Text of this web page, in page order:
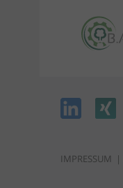
IMPRESSUM |